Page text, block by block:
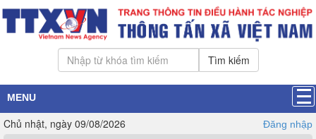
Tìm kiếm
MENU
Chủ nhật, ngày 09/08/2026 Đăng nhập